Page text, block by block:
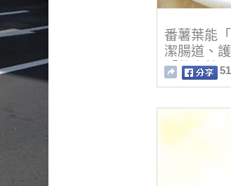
番薯葉能
潔腸道、
「飲食禁